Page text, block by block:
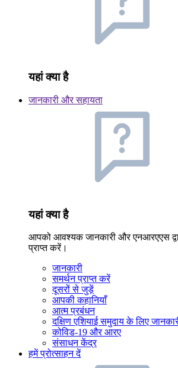
यहां क्या है
जानकारी और सहायता
यहां क्या है
आपको आवश्यक जानकारी और एनआरएएस
प्राप्त करें।
जानकारी
समर्थन प्राप्त करें
दूसरों से जुड़ें
आपकी कहानियाँ
आत्म प्रबंधन
दक्षिण एशियाई समुदाय के लिए
कोविड-19 और आरए
संसाधन केंद्र
हमें प्रोत्साहन दें